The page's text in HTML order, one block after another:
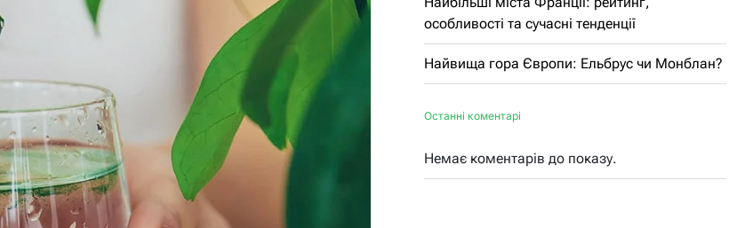
особливості та сучасні тенденції
Найвища гора Європи: Ельбрус чи Монблан?
Останні коментарі
Немає коментарів до показу.